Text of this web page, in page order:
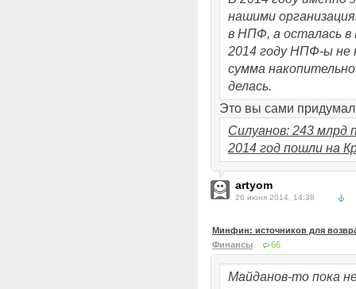
нашими
в НПФ, а осталась в
2014 году НПФ-ы не
сумма
делась.
Это вы сами
Силуанов: 243 млрд
2014 год пошли на
artyom
26 июня 2014, 14:38
Минфин: источников для
Финансы
66
Майданов-то пока